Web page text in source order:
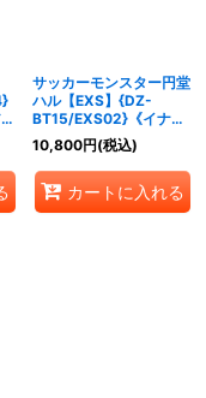
サッカーモンスター円堂
ハル【EXS】{DZ-
BT15/EXS02}《イナズ
マイレブン》
10,800円(税込)
カートに入れる